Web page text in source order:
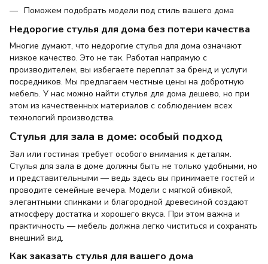
Поможем подобрать модели под стиль вашего дома
Недорогие стулья для дома без потери качества
Многие думают, что недорогие стулья для дома означают
низкое качество. Это не так. Работая напрямую с
производителем, вы избегаете переплат за бренд и услуги
посредников. Мы предлагаем честные цены на добротную
мебель. У нас можно найти стулья для дома дешево, но при
этом из качественных материалов с соблюдением всех
технологий производства.
Стулья для зала в доме: особый подход
Зал или гостиная требует особого внимания к деталям.
Стулья для зала в доме должны быть не только удобными, но
и представительными — ведь здесь вы принимаете гостей и
проводите семейные вечера. Модели с мягкой обивкой,
элегантными спинками и благородной древесиной создают
атмосферу достатка и хорошего вкуса. При этом важна и
практичность — мебель должна легко чиститься и сохранять
внешний вид.
Как заказать стулья для вашего дома